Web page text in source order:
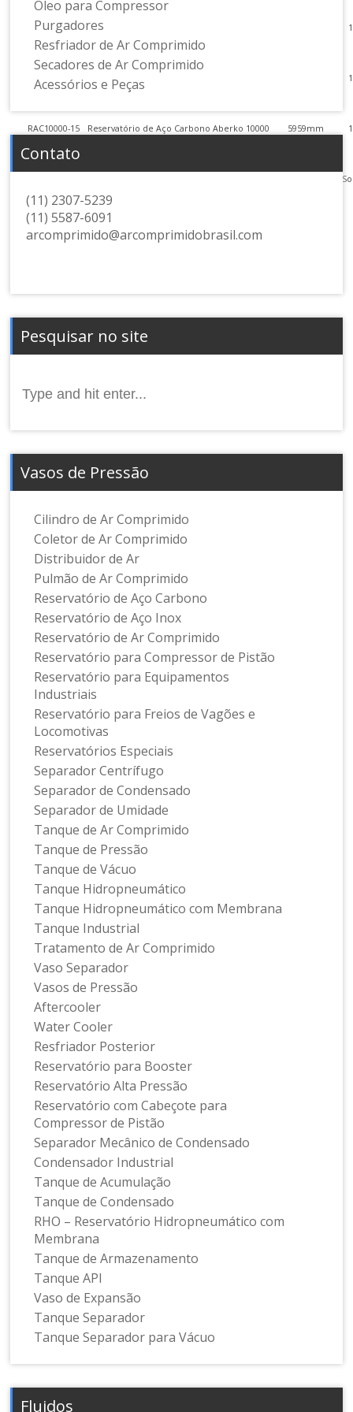
RAC10000-9 Reservatório de Aço Carbono Aberko 10000
litros
RAC10000-11 Reservatório de Aço Carbono Aberko 10000
RAC10000-15 Reservatório de Aço Carbono Aberko 10000 5959mm
Óleo para Compressor
Purgadores
Resfriador de Ar Comprimido
Secadores de Ar Comprimido
Acessórios e Peças
Contato
(11) 2307-5239
(11) 5587-6091
arcomprimido@arcomprimidobrasil.com
Pesquisar no site
for:
Vasos de Pressão
Cilindro de Ar Comprimido
Coletor de Ar Comprimido
Distribuidor de Ar
Pulmão de Ar Comprimido
Reservatório de Aço Carbono
Reservatório de Aço Inox
Reservatório de Ar Comprimido
Reservatório para Compressor de Pistão
Reservatório para Equipamentos
Industriais
Reservatório para Freios de Vagões e
Locomotivas
Reservatórios Especiais
Separador Centrífugo
Separador de Condensado
Separador de Umidade
Tanque de Ar Comprimido
Tanque de Pressão
Tanque de Vácuo
Tanque Hidropneumático
Tanque Hidropneumático com Membrana
Tanque Industrial
Tratamento de Ar Comprimido
Vaso Separador
Vasos de Pressão
Aftercooler
Water Cooler
Resfriador Posterior
Reservatório para Booster
Reservatório Alta Pressão
Reservatório com Cabeçote para
Compressor de Pistão
Separador Mecânico de Condensado
Condensador Industrial
Tanque de Acumulação
Tanque de Condensado
RHO – Reservatório Hidropneumático com
Membrana
Tanque de Armazenamento
Tanque API
Vaso de Expansão
Tanque Separador
Tanque Separador para Vácuo
Fluidos